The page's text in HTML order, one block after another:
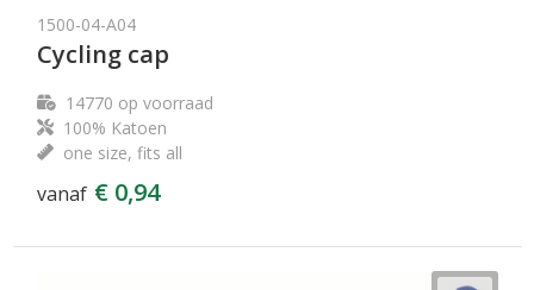
1500-04-A04
Cycling cap
14770 op voorraad
100% Katoen
one size, fits all
vanaf € 0,94